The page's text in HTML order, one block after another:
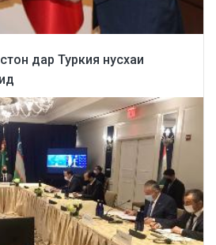
дар Туркия нусхаи